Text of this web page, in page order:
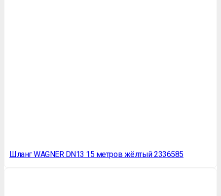
Шланг WAGNER DN13 15 метров жёлтый 2336585